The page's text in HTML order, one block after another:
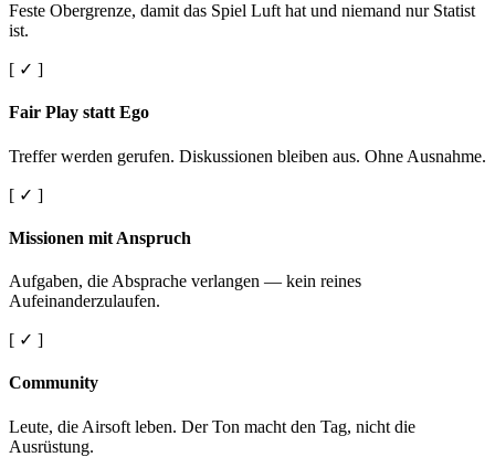
Feste Obergrenze, damit das Spiel Luft hat und niemand nur Statist
ist.
[ ✓ ]
Fair Play statt Ego
Treffer werden gerufen. Diskussionen bleiben aus. Ohne Ausnahme.
[ ✓ ]
Missionen mit Anspruch
Aufgaben, die Absprache verlangen — kein reines
Aufeinanderzulaufen.
[ ✓ ]
Community
Leute, die Airsoft leben. Der Ton macht den Tag, nicht die
Ausrüstung.